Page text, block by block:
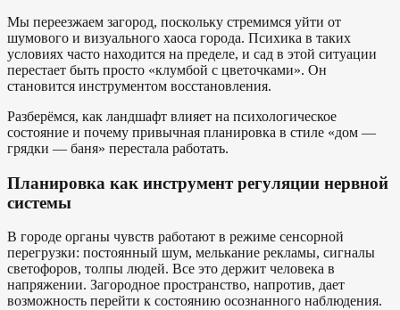
Мы переезжаем загород, поскольку стремимся уйти от
шумового и визуального хаоса города. Психика в таких
условиях часто находится на пределе, и сад в этой ситуации
перестает быть просто «клумбой с цветочками». Он
становится инструментом восстановления.
Разберёмся, как ландшафт влияет на психологическое
состояние и почему привычная планировка в стиле «дом —
грядки — баня» перестала работать.
Планировка как инструмент регуляции нервной
системы
В городе органы чувств работают в режиме сенсорной
перегрузки: постоянный шум, мелькание рекламы, сигналы
светофоров, толпы людей. Все это держит человека в
напряжении. Загородное пространство, напротив, дает
возможность перейти к состоянию осознанного наблюдения.